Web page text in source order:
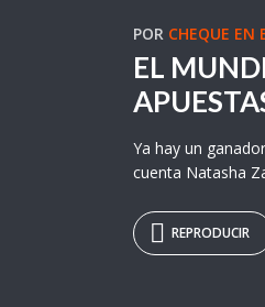
POR CHEQUE EN
EL
Ya hay un
cuenta Natasha
REPRODUCIR